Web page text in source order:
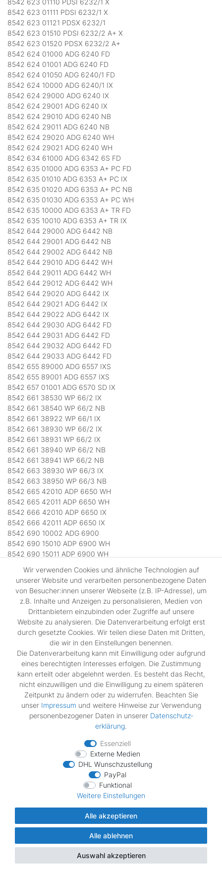
8542 623 01110 PDSI 6232/1 X
8542 623 01111 PDSI 6232/1 X
8542 623 01121 PDSX 6232/1
8542 623 01510 PDSI 6232/2 A+ X
8542 623 01520 PDSX 6232/2 A+
8542 624 01000 ADG 6240 FD
8542 624 01001 ADG 6240 FD
8542 624 01050 ADG 6240/1 FD
8542 624 10000 ADG 6240/1 IX
8542 624 29000 ADG 6240 IX
8542 624 29001 ADG 6240 IX
8542 624 29010 ADG 6240 NB
8542 624 29011 ADG 6240 NB
8542 624 29020 ADG 6240 WH
8542 624 29021 ADG 6240 WH
8542 634 61000 ADG 6342 6S FD
8542 635 01000 ADG 6353 A+ PC FD
8542 635 01010 ADG 6353 A+ PC IX
8542 635 01020 ADG 6353 A+ PC NB
8542 635 01030 ADG 6353 A+ PC WH
8542 635 10000 ADG 6353 A+ TR FD
8542 635 10010 ADG 6353 A+ TR IX
8542 644 29000 ADG 6442 NB
8542 644 29001 ADG 6442 NB
8542 644 29002 ADG 6442 NB
8542 644 29010 ADG 6442 WH
8542 644 29011 ADG 6442 WH
8542 644 29012 ADG 6442 WH
8542 644 29020 ADG 6442 IX
8542 644 29021 ADG 6442 IX
8542 644 29022 ADG 6442 IX
8542 644 29030 ADG 6442 FD
8542 644 29031 ADG 6442 FD
8542 644 29032 ADG 6442 FD
8542 644 29033 ADG 6442 FD
8542 655 89000 ADG 6557 IXS
8542 655 89001 ADG 6557 IXS
8542 657 01001 ADG 6570 SD IX
8542 661 38530 WP 66/2 IX
8542 661 38540 WP 66/2 NB
8542 661 38922 WP 66/1 IX
8542 661 38930 WP 66/2 IX
8542 661 38931 WP 66/2 IX
8542 661 38940 WP 66/2 NB
8542 661 38941 WP 66/2 NB
8542 663 38930 WP 66/3 IX
8542 663 38950 WP 66/3 NB
8542 665 42010 ADP 6650 WH
8542 665 42011 ADP 6650 WH
8542 666 42010 ADP 6650 IX
8542 666 42011 ADP 6650 IX
8542 690 10002 ADG 6900
8542 690 15010 ADP 6900 WH
8542 690 15011 ADP 6900 WH
8542 696 01011 ADP 6966 ECO WH
8542 696 12010 GSF 6966 AQUA
8542 696 12011 GSF 6966 AQUA
8542 697 01010 ADP 6966 ECO IX
8542 697 01011 ADP 6966 ECO IX
8542 699 10000 ADG 6999 IX
8542 699 10001 ADG 6999 IX
8542 699 10002 ADG 6999 IX
8542 699 10010 ADG 6999 FD
8542 699 10011 ADG 6999 FD
8542 699 10012 ADG 6999 FD
8542 699 29853 ADG 699/1 FD
8542 699 29864 ADG 699/1 NB
8542 700 29000 ADG 7000 IX
8542 700 29010 ADG 7000 FD
8542 700 29853 ADG 700 LD
8542 729 01000 ADP 6914 WH SPACE+
8542 729 01001 ADP 6914 WH SPACE+
8542 729 01010 ADP 6914 IX SPACE+
8542 729 01011 ADP 6914 IX SPACE+
8542 730 38510 WP 73/1 IX
8542 730 38511 WP 73/1 IX
8542 730 38911 WP 73/1 IX
8542 732 38910 WP 73/2 IX
8542 744 29000 ADG 7442 WH
8542 744 29001 ADG 7442 WH
8542 744 29002 ADG 7442 WH
8542 744 29010 ADG 7442 IX
Wir verwenden Cookies und ähnliche Technologien auf
unserer Website und verarbeiten personenbezogene Daten
von Besucher:innen unserer Webseite (z.B. IP-Adresse), um
z.B. Inhalte und Anzeigen zu personalisieren, Medien von
Drittanbietern einzubinden oder Zugriffe auf unsere
Website zu analysieren. Die Datenverarbeitung erfolgt erst
durch gesetzte Cookies. Wir teilen diese Daten mit Dritten,
die wir in den Einstellungen benennen.
Die Datenverarbeitung kann mit Einwilligung oder aufgrund
eines berechtigten Interesses erfolgen. Die Zustimmung
kann erteilt oder abgelehnt werden. Es besteht das Recht,
nicht einzuwilligen und die Einwilligung zu einem späteren
Zeitpunkt zu ändern oder zu widerrufen. Beachten Sie
unser Impressum und weitere Hinweise zur Verwendung
personenbezogener Daten in unserer Daten­schutz­
erklärung.
Essenziell
Externe Medien
DHL Wunschzustellung
PayPal
Funktional
Weitere Einstellungen
Alle akzeptieren
Alle ablehnen
Auswahl akzeptieren